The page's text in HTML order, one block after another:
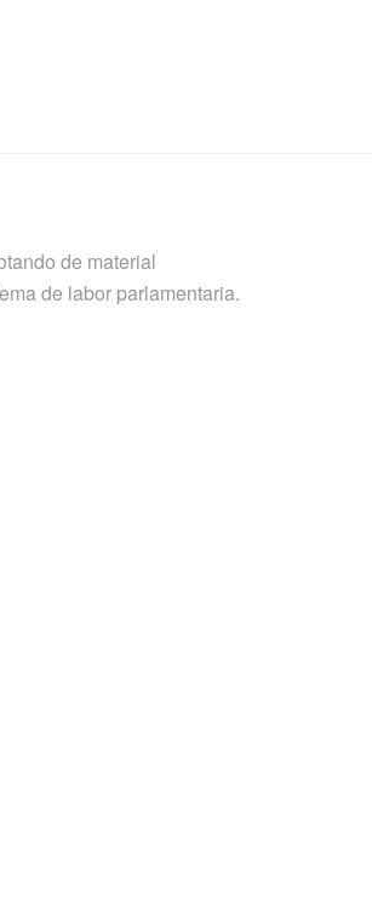
de material
de labor parlamentaria.